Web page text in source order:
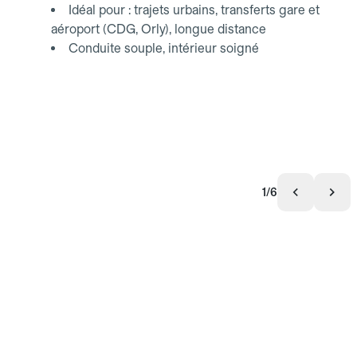
Idéal pour : trajets urbains, transferts gare et
aéroport (CDG, Orly), longue distance
Conduite souple, intérieur soigné
1/6